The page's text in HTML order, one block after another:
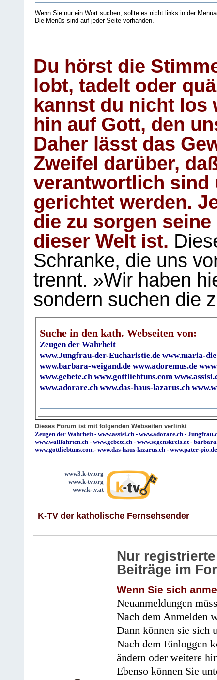
Wenn Sie nur ein Wort suchen, sollte es nicht links in der
Die Menüs sind auf jeder Seite vorhanden..
Du hörst die
lobt, tadelt oder
kannst du nicht los
hin auf Gott, den
Daher lässt das
Zweifel darüber,
verantwortlich sind
gerichtet werden.
die zu sorgen
dieser Welt ist.
Schranke, die uns
trennt. »Wir haben
sondern suchen die
Suche in den kath. Webseiten von:
Zeugen der Wahrheit
www.Jungfrau-der-Eucharistie.de www.maria-
www.barbara-weigand.de www.adoremus.de
www.gebete.ch www.gottliebtuns.com
www.adorare.ch www.das-haus-lazarus.ch
Dieses Forum ist mit folgenden Webseiten verlinkt
Zeugen der Wahrheit- www.assisi.ch - www.adorare.ch -
www.wallfahrten.ch - www.gebete.ch - www.segenskreis.at-
www.gottliebtuns.com- www.das-haus-lazarus.ch - www.pater-pio.de
www3.k-tv.org
www.k-tv.org
www.k-tv.at
K-TV der katholische Fernsehsender
Nur
Beiträge im
Wenn Sie sich
Neuanmeldungen
Nach dem Anmelden
Dann können sie sich
Nach dem Einloggen
ändern oder weitere
Ebenso können Sie